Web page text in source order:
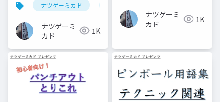
ナツゲーミカド
ナツゲーミ
カド
1K
ナツゲーミ
カド
1K